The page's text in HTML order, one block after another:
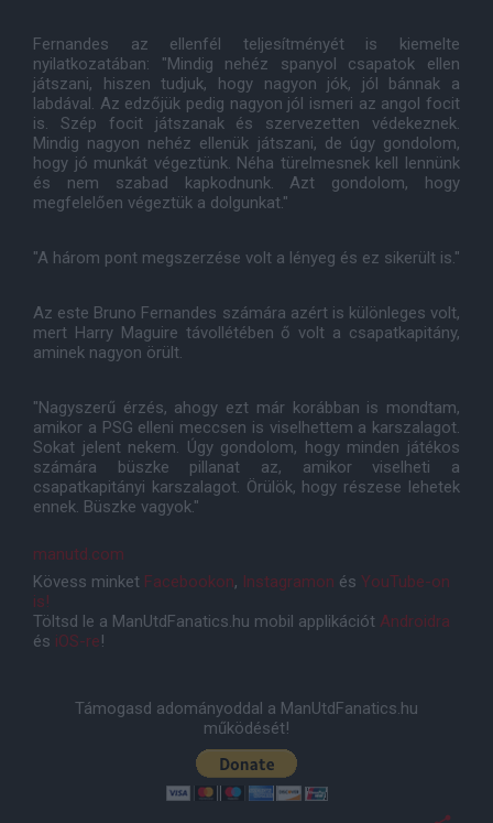
Fernandes az ellenfél teljesítményét is kiemelte
nyilatkozatában: "Mindig nehéz spanyol csapatok ellen
játszani, hiszen tudjuk, hogy nagyon jók, jól bánnak a
labdával. Az edzőjük pedig nagyon jól ismeri az angol focit
is. Szép focit játszanak és szervezetten védekeznek.
Mindig nagyon nehéz ellenük játszani, de úgy gondolom,
hogy jó munkát végeztünk. Néha türelmesnek kell lennünk
és nem szabad kapkodnunk. Azt gondolom, hogy
megfelelően végeztük a dolgunkat."
"A három pont megszerzése volt a lényeg és ez sikerült is."
Az este Bruno Fernandes számára azért is különleges volt,
mert Harry Maguire távollétében ő volt a csapatkapitány,
aminek nagyon örült.
"Nagyszerű érzés, ahogy ezt már korábban is mondtam,
amikor a PSG elleni meccsen is viselhettem a karszalagot.
Sokat jelent nekem. Úgy gondolom, hogy minden játékos
számára büszke pillanat az, amikor viselheti a
csapatkapitányi karszalagot. Örülök, hogy részese lehetek
ennek. Büszke vagyok."
manutd.com
Kövess minket Facebookon, Instagramon és YouTube-on
is!
Töltsd le a ManUtdFanatics.hu mobil applikációt Androidra
és iOS-re!
Támogasd adományoddal a ManUtdFanatics.hu
működését!